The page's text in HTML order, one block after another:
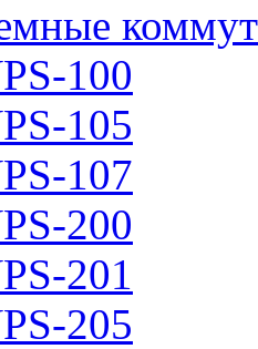
100
105
107
200
201
205